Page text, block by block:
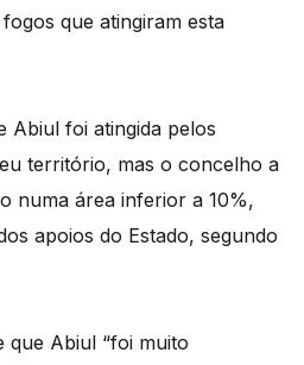
que atingiram esta
Abiul foi atingida pelos
território, mas o concelho a
numa área inferior a 10%,
apoios do Estado, segundo
que Abiul “foi muito